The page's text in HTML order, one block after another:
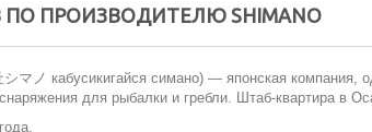
ПРОИЗВОДИТЕЛЮ SHIMANO
マノ кабусикигайся симано) — японская компания,
для рыбалки и гребли. Штаб-квартира в